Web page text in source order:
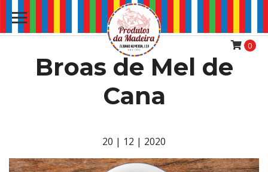
0
Broas de Mel de
Cana
20 | 12 | 2020